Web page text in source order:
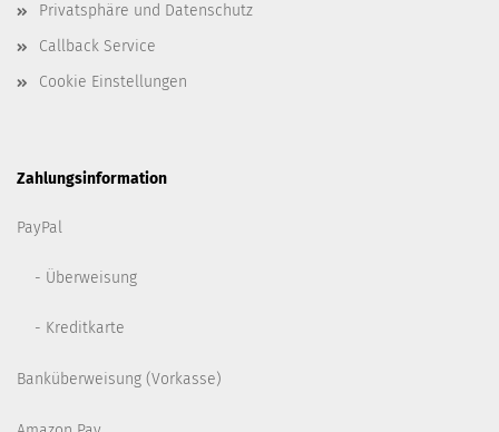
Privatsphäre und Datenschutz
Callback Service
Cookie Einstellungen
Zahlungsinformation
PayPal
- Überweisung
- Kreditkarte
Banküberweisung (Vorkasse)